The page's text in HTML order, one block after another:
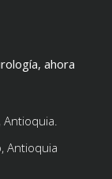
ahora
Antioquia.
Antioquia